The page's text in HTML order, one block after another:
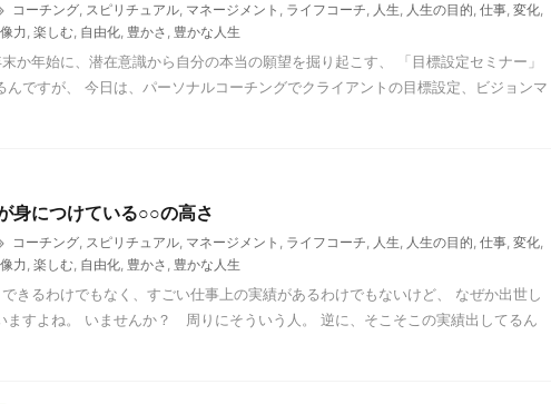
コーチング, スピリチュアル, マネージメント , ライフコーチ, 人生, 人生の目的, 仕事, 変化,
力, 楽しむ, 自由化, 豊かさ , 豊かな人生
か年始に、潜在意識から自分の本当の願望を掘り起こす、 「目標設定セミナー」
んですが、 今日は、パーソナルコーチングでクライアントの目標設定、ビジョンマ
身につけている○○の高さ
コーチング, スピリチュアル, マネージメント , ライフコーチ, 人生, 人生の目的, 仕事, 変化,
力, 楽しむ, 自由化, 豊かさ , 豊かな人生
きるわけでもなく、すごい仕事上の実績があるわけでもないけど、 なぜか出世し
ますよね。 いませんか？ 周りにそういう人。 逆に、そこそこの実績出してるん